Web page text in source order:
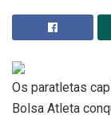
Os paratletas
Bolsa Atleta